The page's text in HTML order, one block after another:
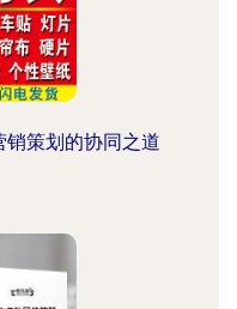
策划的协同之道